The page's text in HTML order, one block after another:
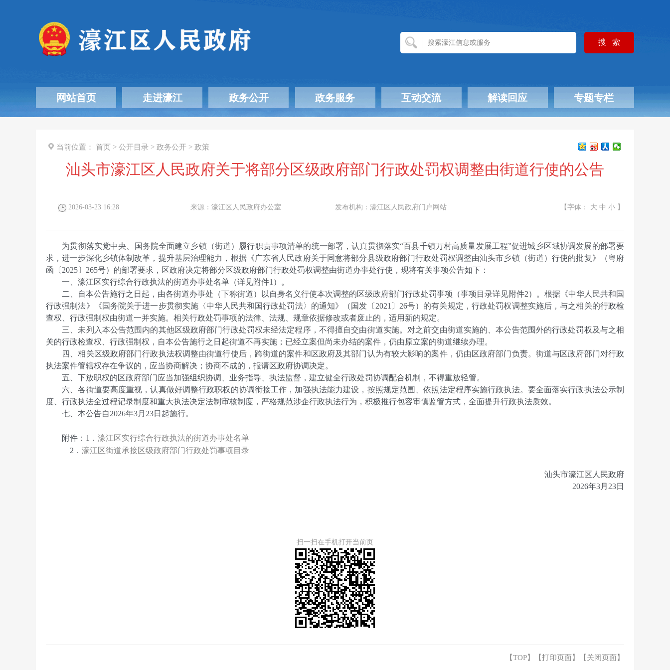
网站首页 走进濠江 政务公开 政务服务 互动交流 解读回应 专题专栏
当前位置： 首页 > 公开目录 > 政务公开 > 政策
汕头市濠江区人民政府关于将部分区级政府部门行政处罚权调整由街道行使的公告
2026-03-23 16:28 来源： 濠江区人民政府办公室 发布机构： 濠江区人民政府门户网站 【字体： 大 中 小 】
为贯彻落实党中央、国务院全面建立乡镇（街道）履行职责事项清单的统一部署，认真贯彻落实“百县千镇万村高质量发展工程”促进城乡区域协调发展的部署要
求，进一步深化乡镇体制改革，提升基层治理能力，根据《广东省人民政府关于同意将部分县级政府部门行政处罚权调整由汕头市乡镇（街道）行使的批复》（粤府
函〔2025〕265号）的部署要求，区政府决定将部分区级政府部门行政处罚权调整由街道办事处行使，现将有关事项公告如下：
一、濠江区实行综合行政执法的街道办事处名单（详见附件1）。
二、自本公告施行之日起，由各街道办事处（下称街道）以自身名义行使本次调整的区级政府部门行政处罚事项（事项目录详见附件2）。根据《中华人民共和国
行政强制法》《国务院关于进一步贯彻实施〈中华人民共和国行政处罚法〉的通知》（国发〔2021〕26号）的有关规定，行政处罚权调整实施后，与之相关的行政检
查权、行政强制权由街道一并实施。相关行政处罚事项的法律、法规、规章依据修改或者废止的，适用新的规定。
三、未列入本公告范围内的其他区级政府部门行政处罚权未经法定程序，不得擅自交由街道实施。对之前交由街道实施的、本公告范围外的行政处罚权及与之相
关的行政检查权、行政强制权，自本公告施行之日起街道不再实施；已经立案但尚未办结的案件，仍由原立案的街道继续办理。
四、相关区级政府部门行政执法权调整由街道行使后，跨街道的案件和区政府及其部门认为有较大影响的案件，仍由区政府部门负责。街道与区政府部门对行政
执法案件管辖权存在争议的，应当协商解决；协商不成的，报请区政府协调决定。
五、下放职权的区政府部门应当加强组织协调、业务指导、执法监督，建立健全行政处罚协调配合机制，不得重放轻管。
六、各街道要高度重视，认真做好调整行政职权的协调衔接工作，加强执法能力建设，按照规定范围、依照法定程序实施行政执法。要全面落实行政执法公示制
度、行政执法全过程记录制度和重大执法决定法制审核制度，严格规范涉企行政执法行为，积极推行包容审慎监管方式，全面提升行政执法质效。
七、本公告自2026年3月23日起施行。
附件：1． 濠江区实行综合行政执法的街道办事处名单
2． 濠江区街道承接区级政府部门行政处罚事项目录
汕头市濠江区人民政府
2026年3月23日
扫一扫在手机打开当前页
【TOP】 【打印页面 】【 关闭页面 】